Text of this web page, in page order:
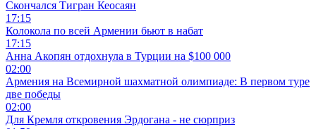
Скончался Тигран Кеосаян
17:15
Колокола по всей Армении бьют в набат
17:15
Анна Акопян отдохнула в Турции на $100 000
02:00
Армения на Всемирной шахматной олимпиаде: В первом туре
две победы
02:00
Для Кремля откровения Эрдогана - не сюрприз